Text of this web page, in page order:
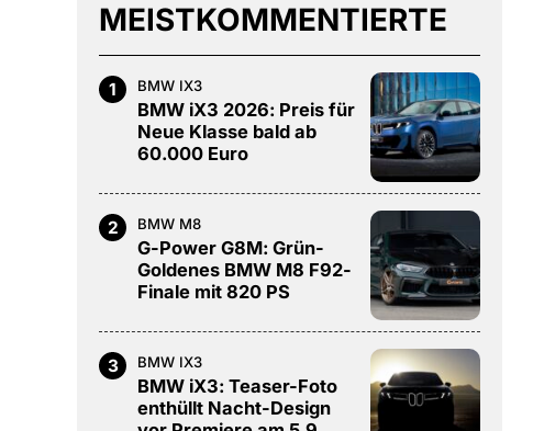
MEISTKOMMENTIERTE
1 BMW IX3
BMW iX3 2026: Preis für
Neue Klasse bald ab
60.000 Euro
2 BMW M8
G-Power G8M: Grün-
Goldenes BMW M8 F92-
Finale mit 820 PS
3 BMW IX3
BMW iX3: Teaser-Foto
enthüllt Nacht-Design